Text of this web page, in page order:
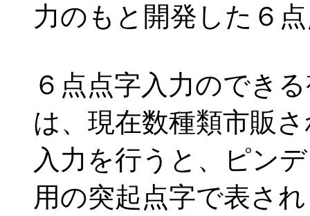
力のもと開発した６
６点点字入力のでき
は、現在数種類市販
入力を行うと、ピン
用の突起点字で表さ